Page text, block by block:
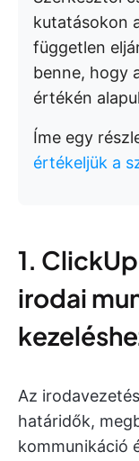
kutatásokon
független
benne, hogy
értékén
Íme egy
értékeljük a
1.
irodai
Az
határidők,
kommunikáció